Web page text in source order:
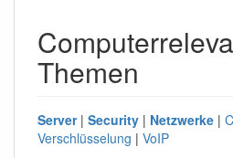
Themen
Server| Security | Netzwerke |
Verschlüsselung | VoIP